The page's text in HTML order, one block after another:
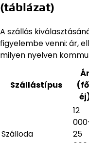
(táblázat)
A szállás
figyelembe venni: ár,
milyen nyelven
Szállástípus
Ár
Szálloda
12
25